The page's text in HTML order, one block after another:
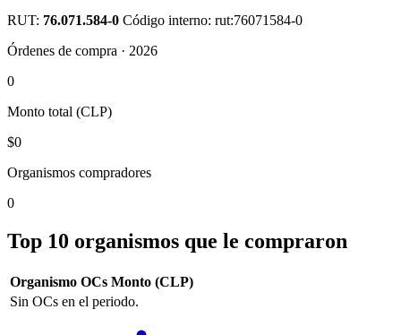
RUT: 76.071.584-0 Código interno: rut:76071584-0
Órdenes de compra · 2026
0
Monto total (CLP)
$0
Organismos compradores
0
Top 10 organismos que le compraron
Organismo OCs Monto (CLP)
Sin OCs en el periodo.